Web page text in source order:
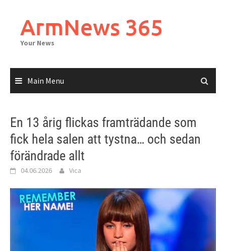
contentArmNews 365
Your News
Main Menu
En 13 årig flickas framträdande som
fick hela salen att tystna… och sedan
förändrade allt
04.06.2026 Vica